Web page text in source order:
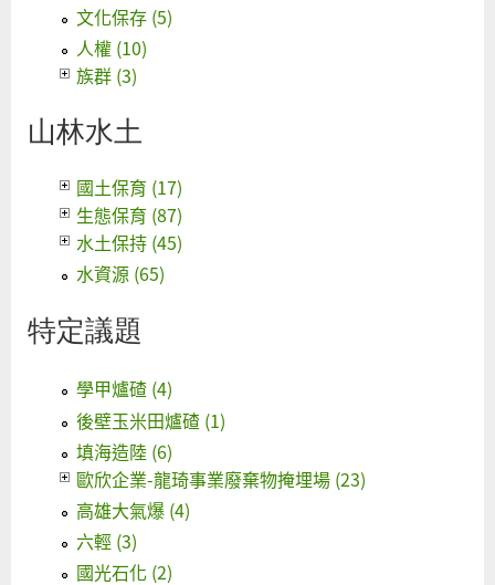
文化保存 (5)
人權 (10)
族群 (3)
山林水土
國土保育 (17)
生態保育 (87)
水土保持 (45)
水資源 (65)
特定議題
學甲爐碴 (4)
後壁玉米田爐碴 (1)
填海造陸 (6)
歐欣企業-龍琦事業廢棄物掩埋場 (23)
高雄大氣爆 (4)
六輕 (3)
國光石化 (2)